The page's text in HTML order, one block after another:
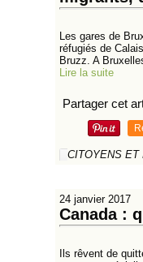
Les gares de
réfugiés de
Bruzz. A
Lire la suite
Partager cet
CITOYENS ET
24 janvier 2017
Canada :
Ils rêvent de